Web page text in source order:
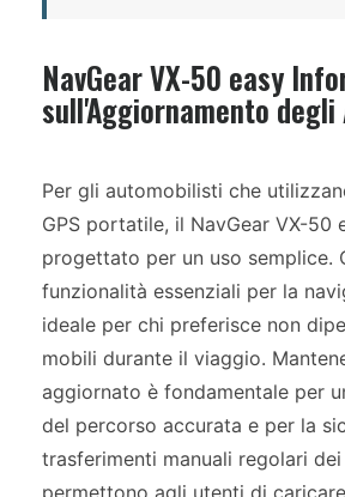
NavGear VX-50 easy
sull'Aggiornamento degli
Per gli automobilisti che
GPS portatile, il NavGear VX-50
progettato per un uso semplice.
funzionalità essenziali per la
ideale per chi preferisce non
mobili durante il viaggio.
aggiornato è fondamentale per
del percorso accurata e per la
trasferimenti manuali regolari
permettono agli utenti di